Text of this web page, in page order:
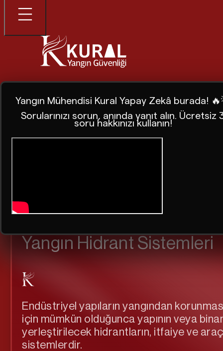
Yangın Hidrant Sistemleri
Endüstriyel yapıların yangından
için mümkün olduğunca yapının veya
yerleştirilecek hidrantların, itfaiye ve
sistemlerdir.
Yangın Mühendisi Kural Yapay Zekâ burada!
Sorularınızı sorun, anında yanıt alın. Ücretsiz
soru hakkınızı kullanın!